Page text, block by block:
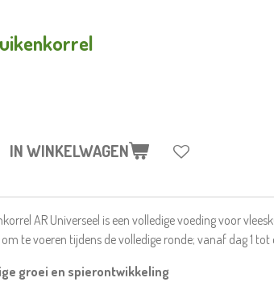
IN WINKELWAGEN
AR Universeel is een volledige voeding voor
te voeren tijdens de volledige ronde; vanaf dag 1
groei en spierontwikkeling